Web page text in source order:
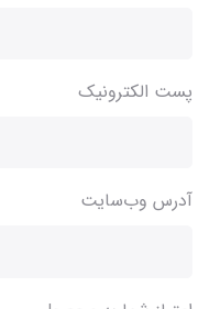
پست الکترونیک
آدرس وب‌سایت